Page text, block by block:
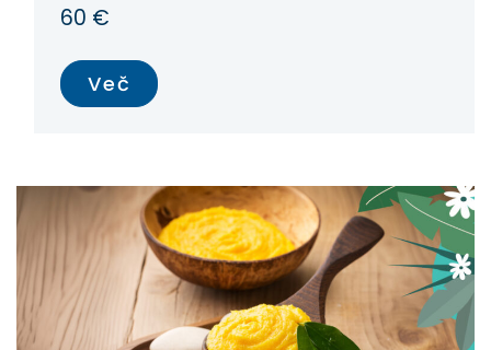
60 €
Več